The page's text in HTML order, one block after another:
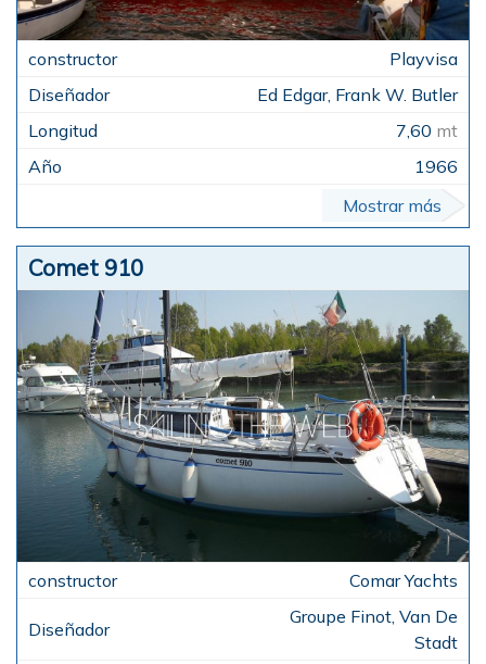
Playvisa
Ed Edgar, Frank W. Butler
7,60 mt
1966
Mostrar más
Comet 910
Comar Yachts
Groupe Finot, Van De
Stadt